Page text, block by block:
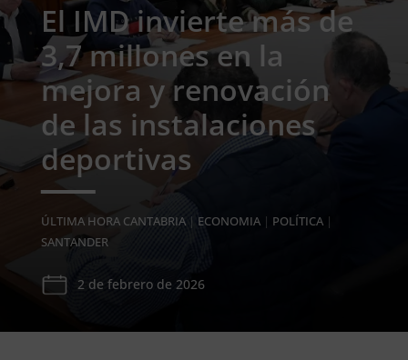
El IMD invierte más de
3,7 millones en la
mejora y renovación
de las instalaciones
deportivas
ÚLTIMA HORA CANTABRIA| ECONOMIA| POLÍTICA|
SANTANDER
2 de febrero de 2026